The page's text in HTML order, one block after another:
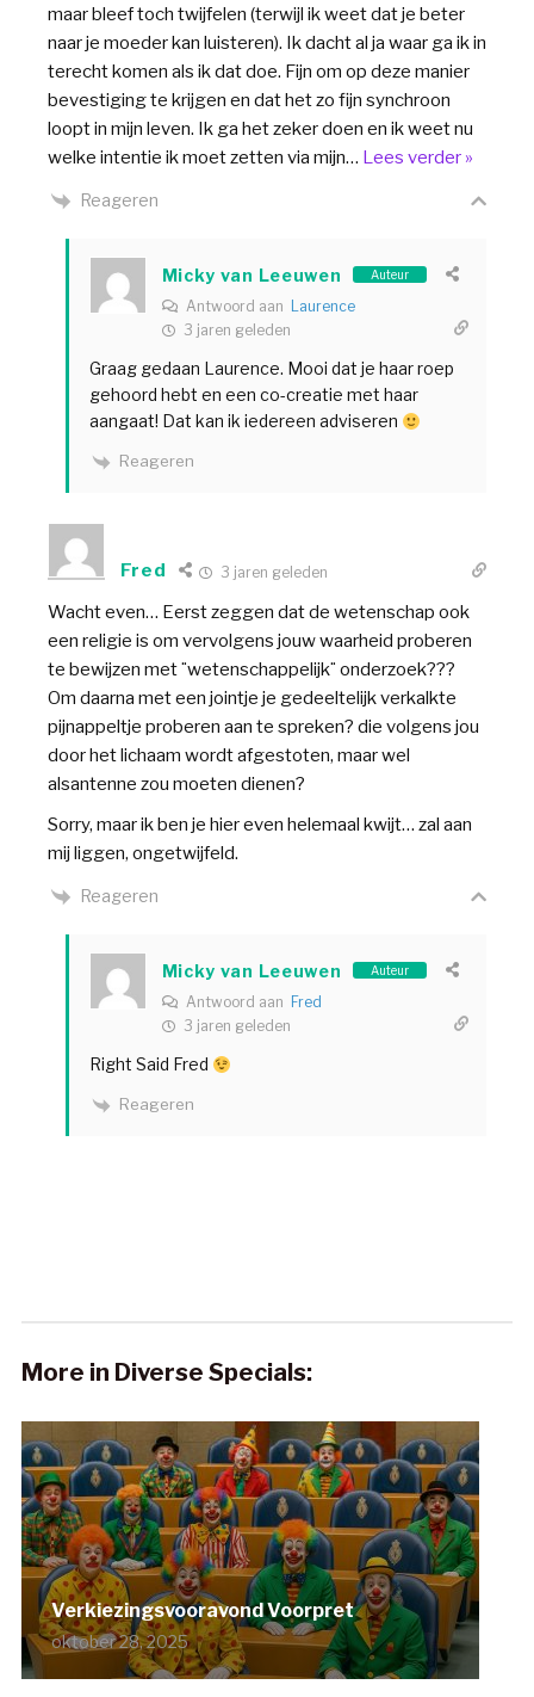
maar bleef toch twijfelen (terwijl ik weet dat je beter
naar je moeder kan luisteren). Ik dacht al ja waar ga ik in
terecht komen als ik dat doe. Fijn om op deze manier
bevestiging te krijgen en dat het zo fijn synchroon
loopt in mijn leven. Ik ga het zeker doen en ik weet nu
welke intentie ik moet zetten via mijn… Lees verder »
Reageren
Micky van Leeuwen Auteur
Antwoord aan Laurence
3 jaren geleden
Graag gedaan Laurence. Mooi dat je haar roep
gehoord hebt en een co-creatie met haar
aangaat! Dat kan ik iedereen adviseren
Reageren
Fred 3 jaren geleden
Wacht even… Eerst zeggen dat de wetenschap ook
een religie is om vervolgens jouw waarheid proberen
te bewijzen met ¨wetenschappelijk¨ onderzoek???
Om daarna met een jointje je gedeeltelijk verkalkte
pijnappeltje proberen aan te spreken? die volgens jou
door het lichaam wordt afgestoten, maar wel
alsantenne zou moeten dienen?
Sorry, maar ik ben je hier even helemaal kwijt… zal aan
mij liggen, ongetwijfeld.
Reageren
Micky van Leeuwen Auteur
Antwoord aan Fred
3 jaren geleden
Right Said Fred
Reageren
More in Diverse Specials:
Verkiezingsvooravond Voorpret
oktober 28, 2025